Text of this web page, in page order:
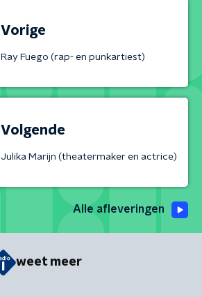
Vorige
Ray Fuego (rap- en punkartiest)
Volgende
Julika Marijn (theatermaker en actrice)
Alle afleveringen
weet meer